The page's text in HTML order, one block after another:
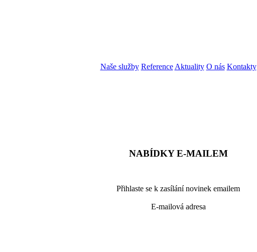
Naše služby Reference Aktuality O nás Kontakty
NABÍDKY E-MAILEM
Přihlaste se k zasílání novinek emailem
E-mailová adresa